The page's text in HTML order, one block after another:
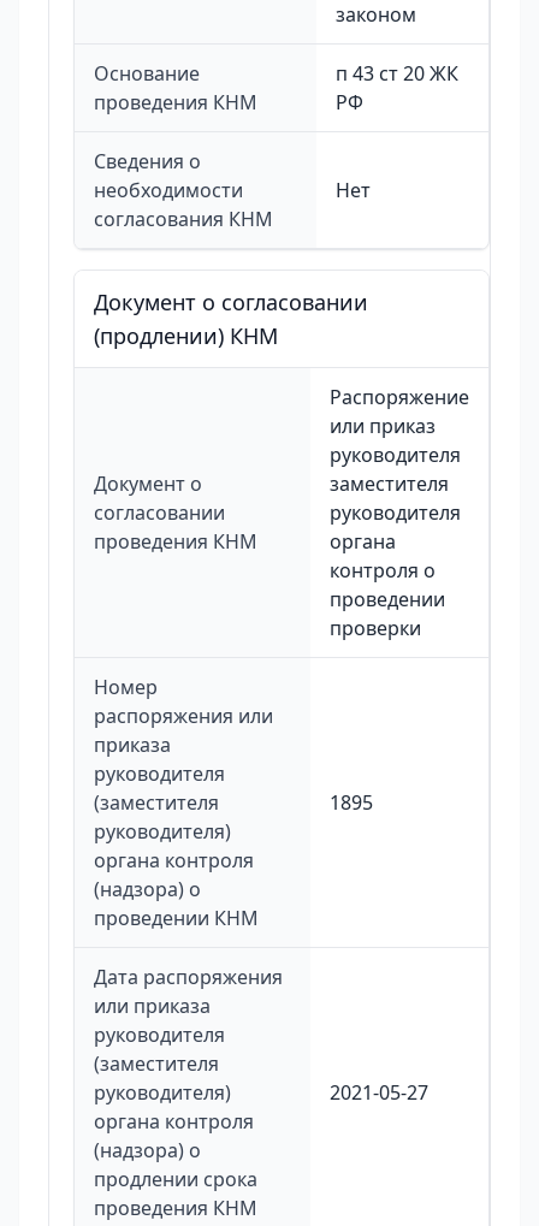
законом
Основание
проведения КНМ
п 43 ст 20 ЖК
РФ
Сведения о
необходимости
согласования КНМ
Нет
Документ о согласовании
(продлении) КНМ
Документ о
согласовании
проведения КНМ
Распоряжение
или приказ
руководителя
заместителя
руководителя
органа
контроля о
проведении
проверки
Номер
распоряжения или
приказа
руководителя
(заместителя
руководителя)
органа контроля
(надзора) о
проведении КНМ
1895
Дата распоряжения
или приказа
руководителя
(заместителя
руководителя)
органа контроля
(надзора) о
продлении срока
проведения КНМ
2021-05-27